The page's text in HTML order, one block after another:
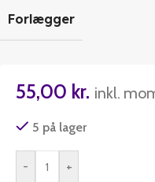
Forlægger
55,00 kr. inkl.
5 på lager
- +